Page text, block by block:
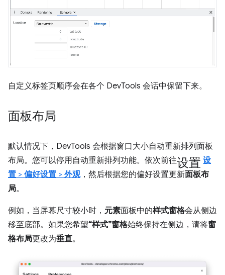
自定义标签页顺序会在各个 DevTools 会话中保留下来。
面板布局
默认情况下，DevTools 会根据窗口大小自动重新排列面板
布局。您可以停用自动重新排列功能。依次前往设置 设
置 > 偏好设置 > 外观，然后根据您的偏好设置更新面板布
局。
例如，当屏幕尺寸较小时， 元素面板中的样式窗格会从侧边
移至底部。如果您希望“样式”窗格始终保持在侧边，请将窗
格布局更改为垂直。